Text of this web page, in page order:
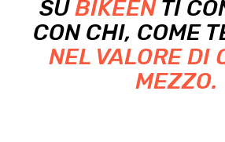
SUBIKEENTI
CON CHI, COME
NEL VALORE DI
MEZZO.